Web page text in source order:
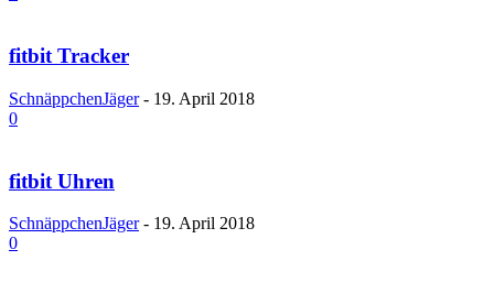
fitbit Tracker
SchnäppchenJäger - 19. April 2018
0
fitbit Uhren
SchnäppchenJäger - 19. April 2018
0